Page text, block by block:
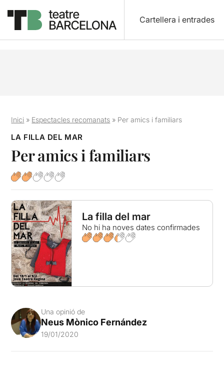
Cartellera i entrades
Inici » Espectacles recomanats » Per amics i familiars
LA FILLA DEL MAR
Per amics i familiars
La filla del mar
No hi ha noves dates confirmades
Una opinió de
Neus Mònico Fernández
19/01/2020